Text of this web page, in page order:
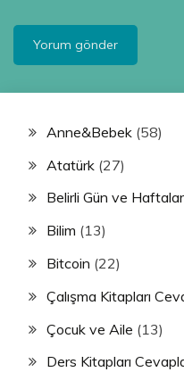
Anne&Bebek (58)
Atatürk (27)
Belirli Gün ve Haftalar
Bilim (13)
Bitcoin (22)
Çalışma Kitapları
Çocuk ve Aile (13)
Ders Kitapları